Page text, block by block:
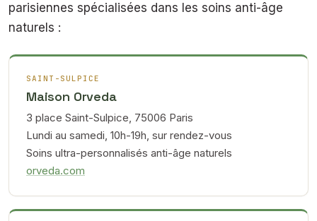
parisiennes spécialisées dans les soins anti-âge
naturels :
SAINT-SULPICE
Maison Orveda
3 place Saint-Sulpice, 75006 Paris
Lundi au samedi, 10h-19h, sur rendez-vous
Soins ultra-personnalisés anti-âge naturels
orveda.com